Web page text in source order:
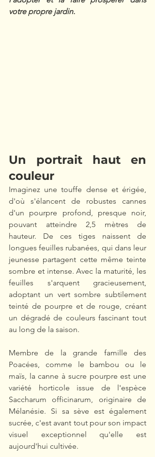
votre propre jardin.
Un portrait haut en
couleur
Imaginez une touffe dense et érigée,
d'où s'élancent de robustes cannes
d'un pourpre profond, presque noir,
pouvant atteindre 2,5 mètres de
hauteur. De ces tiges naissent de
longues feuilles rubanées, qui dans leur
jeunesse partagent cette même teinte
sombre et intense. Avec la maturité, les
feuilles s'arquent gracieusement,
adoptant un vert sombre subtilement
teinté de pourpre et de rouge, créant
un dégradé de couleurs fascinant tout
au long de la saison.
Membre de la grande famille des
Poacées, comme le bambou ou le
maïs, la canne à sucre pourpre est une
variété horticole issue de l'espèce
Saccharum officinarum, originaire de
Mélanésie. Si sa sève est également
sucrée, c'est avant tout pour son impact
visuel exceptionnel qu'elle est
aujourd'hui cultivée.